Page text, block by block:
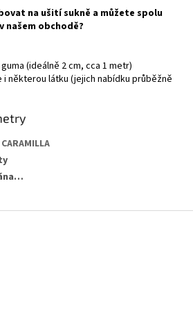
na ušití sukně a můžete spolu
našem obchodě?
(ideálně 2 cm, cca 1 metr)
některou látku (jejich nabídku průběžně